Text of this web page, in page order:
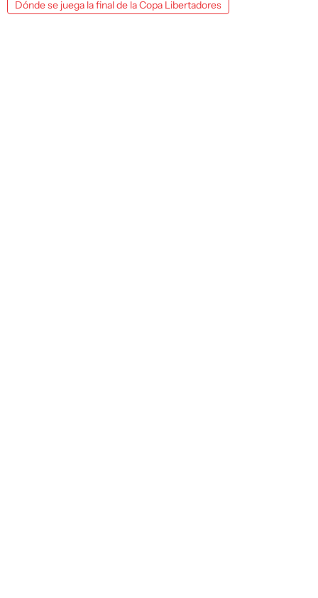
Dónde se juega la final de la Copa Libertadores